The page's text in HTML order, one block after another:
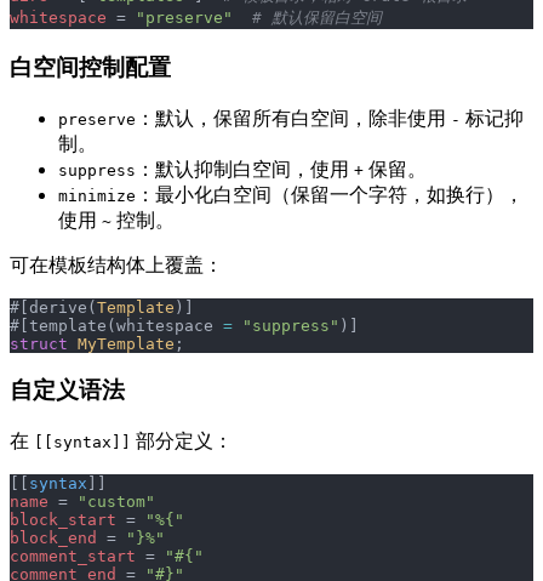
whitespace = "preserve"
  # 默认保留白空间
白空间控制配置
preserve ：默认，保留所有白空间，除非使用 - 标记抑
制。
suppress ：默认抑制白空间，使用 + 保留。
minimize ：最小化白空间（保留一个字符，如换行），
使用 ~ 控制。
可在模板结构体上覆盖：
#[derive(Template )]
#[template(whitespace = "suppress" )]
struct MyTemplate ;
自定义语法
在 [[syntax]] 部分定义：
syntax
name =
"custom"
block_start =
"%{"
block_end
=
"}%"
comment_start =
"#{"
comment_end
= "#}"